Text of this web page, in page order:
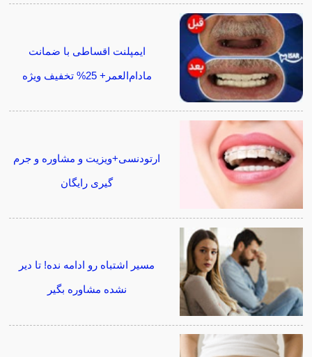
ایمپلنت اقساطی با ضمانت
مادام‌العمر+ 25% تخفیف ویژه
ارتودنسی+ویزیت و مشاوره و جرم
گیری رایگان
مسیر اشتباه رو ادامه نده! تا دیر
نشده مشاوره بگیر